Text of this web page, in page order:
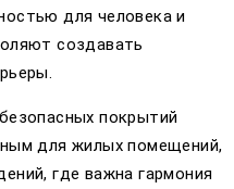
для человека и
создавать
покрытий
для жилых помещений,
где важна гармония